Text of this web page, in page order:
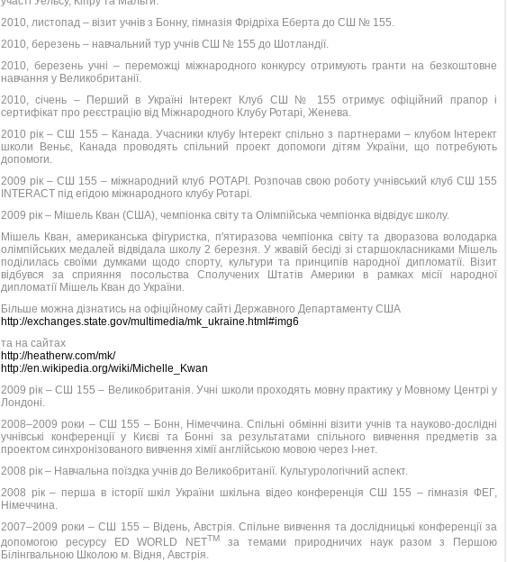
2010, листопад – візит учнів з Бонну, гімназія Фрідріха Еберта до СШ № 155.
2010, березень – навчальний тур учнів СШ № 155 до Шотландії.
2010, березень учні – переможці міжнародного конкурсу отримують гранти на безкоштовне
навчання у Великобританії.
2010, січень – Перший в Україні Інтерект Клуб СШ № 155 отримує офіційний прапор і
сертифікат про реєстрацію від Міжнародного Клубу Ротарі, Женева.
2010 рік – СШ 155 – Канада. Учасники клубу Інтерект спільно з партнерами – клубом Інтерект
школи Веньє, Канада проводять спільний проект допомоги дітям України, що потребують
допомоги.
2009 рік – СШ 155 – міжнародний клуб РОТАРІ. Розпочав свою роботу учнівський клуб СШ 155
INTERACT під егідою міжнародного клубу Ротарі.
2009 рік – Мішель Кван (США), чемпіонка світу та Олімпійська чемпіонка відвідує школу.
Мішель Кван, американська фігуристка, п'ятиразова чемпіонка світу та дворазова володарка
олімпійських медалей відвідала школу 2 березня. У жвавій бесіді зі старшокласниками Мішель
поділилась своїми думками щодо спорту, культури та принципів народної дипломатії. Візит
відбувся за сприяння посольства Сполучених Штатів Америки в рамках місії народної
дипломатії Мішель Кван до України.
Більше можна дізнатись на офіційному сайті Державного Департаменту США
http://exchanges.state.gov/multimedia/mk_ukraine.html#img6
та на сайтах
http://heatherw.com/mk/
http://en.wikipedia.org/wiki/Michelle_Kwan
2009 рік – СШ 155 – Великобританія. Учні школи проходять мовну практику у Мовному Центрі у
Лондоні.
2008–2009 роки – СШ 155 – Бонн, Німеччина. Спільні обмінні візити учнів та науково-дослідні
учнівські конференції у Києві та Бонні за результатами спільного вивчення предметів за
проектом синхронізованого вивчення хімії англійською мовою через І-нет.
2008 рік – Навчальна поїздка учнів до Великобританії. Культурологічний аспект.
2008 рік – перша в історії шкіл України шкільна відео конференція СШ 155 – гімназія ФЕГ,
Німеччина.
2007–2009 роки – СШ 155 – Відень, Австрія. Спільне вивчення та дослідницькі конференції за
допомогою ресурсу ED WORLD NETTM
за темами природничих наук разом з Першою
Білінгвальною Школою м. Відня, Австрія.